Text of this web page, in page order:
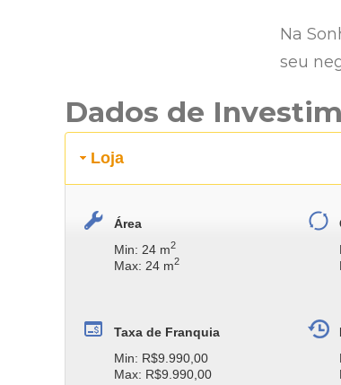
Na
seu
Dados de
Loja
Área
Min: 24 m2
Max: 24 m2
Taxa de Franquia
Min: R$9.990,00
Max: R$9.990,00